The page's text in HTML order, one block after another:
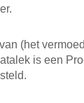
(het
is een